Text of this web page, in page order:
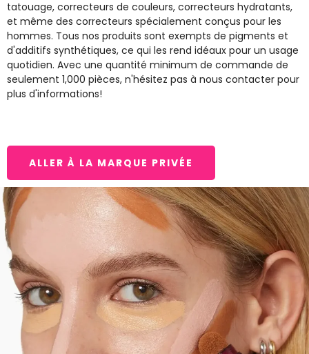
tatouage, correcteurs de couleurs, correcteurs hydratants,
et même des correcteurs spécialement conçus pour les
hommes. Tous nos produits sont exempts de pigments et
d'additifs synthétiques, ce qui les rend idéaux pour un usage
quotidien. Avec une quantité minimum de commande de
seulement 1,000 pièces, n'hésitez pas à nous contacter pour
plus d'informations!
ALLER À LA MARQUE PRIVÉE